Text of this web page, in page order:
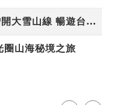
台灣好行／新路線！下半年增開大雪山線 暢遊台中更便利
圈山海秘境之旅